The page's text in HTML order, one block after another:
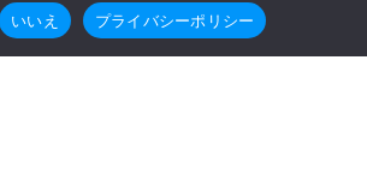
機関紙バックナンバー
いいえ プライバシーポリシー